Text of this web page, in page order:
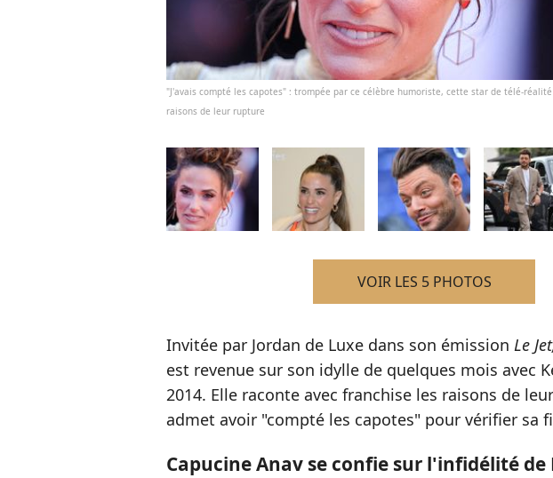
"J'avais compté les capotes" : trompée par ce célèbre humoriste, cette star de télé-
raisons de leur rupture
VOIR LES 5 PHOTOS
Invitée par Jordan de Luxe dans son émission Le
est revenue sur son idylle de quelques mois avec
2014. Elle raconte avec franchise les raisons de
admet avoir "compté les capotes" pour vérifier sa
Capucine Anav se confie sur l'infidélité de